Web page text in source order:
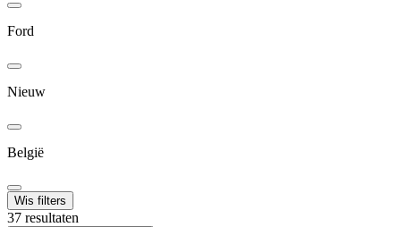
Ford
Nieuw
België
Wis filters
37 resultaten